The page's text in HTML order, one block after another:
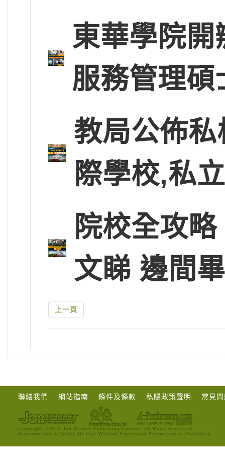
東華學院
服務管理
教局公佈
際學校,私
院校全攻
文睇 邊間
上一頁
聯絡我們 網站指南 條件及條款 私隱政策聲明 常見
Copyright ©2013 Job Market Publishing Limited. All Right Reserved.
Reproduction in Whole Or Part Without Expressed Permission is Prohibited.